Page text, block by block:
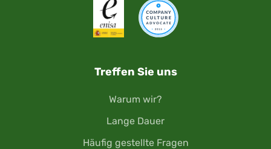
Treffen Sie uns
Warum wir?
Lange Dauer
Häufig gestellte Fragen